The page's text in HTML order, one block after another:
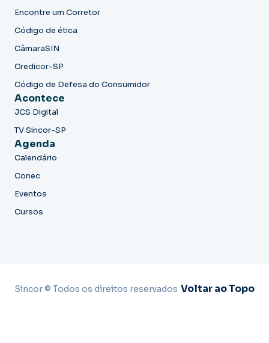
Encontre um Corretor
Código de ética
CâmaraSIN
Credicor-SP
Código de Defesa do Consumidor
Acontece
JCS Digital
TV Sincor-SP
Agenda
Calendário
Conec
Eventos
Cursos
Sincor © Todos os direitos reservados Voltar ao Topo